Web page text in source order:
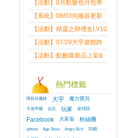
【活動】8月歡樂包月包季
送
【系統】08/03伺服器更新
維護公告
【活動】精靈之卵禮盒LV10
限量發送中
【活動】07/29大宇遊戲跨
界盛典
【活動】點數購新品上架&
熱門標籤
降妖伏魔錄 大宇 魔力寶貝
天使帝國 仙五 玩家 籃球鬪
Facebook 大富翁 粉絲團
iphone App Store Angry Bird
功能